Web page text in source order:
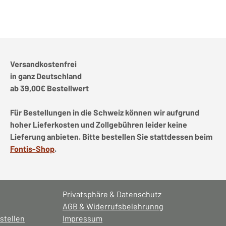
Versandkostenfrei
in ganz Deutschland
ab 39,00€ Bestellwert
Für Bestellungen in die Schweiz können wir aufgrund
hoher Lieferkosten und Zollgebühren leider keine
Lieferung anbieten. Bitte bestellen Sie stattdessen beim
Fontis-Shop.
Privatsphäre & Datenschutz
AGB & Widerrufsbelehrunng
Impressum